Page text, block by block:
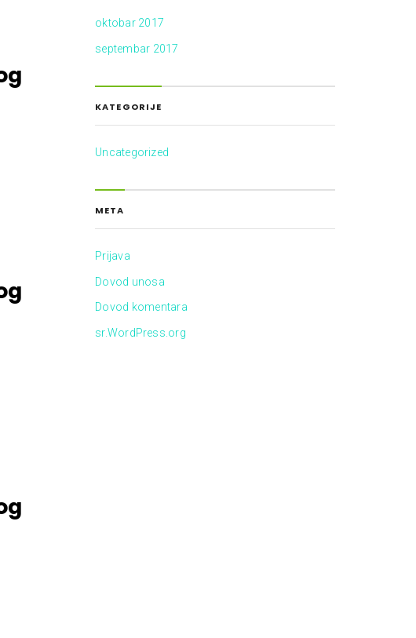
oktobar 2017
septembar 2017
KATEGORIJE
Uncategorized
META
Prijava
Dovod unosa
Dovod komentara
sr.WordPress.org